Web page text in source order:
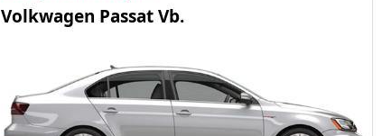
Volkwagen Passat Vb.